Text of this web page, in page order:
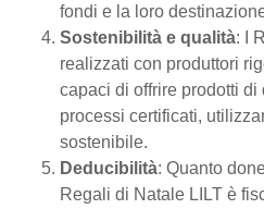
fondi e la loro
Sostenibilità e qualità: I
realizzati con produttori
capaci di offrire prodotti
processi certificati,
sostenibile.
Deducibilità: Quanto
Regali di Natale LILT è